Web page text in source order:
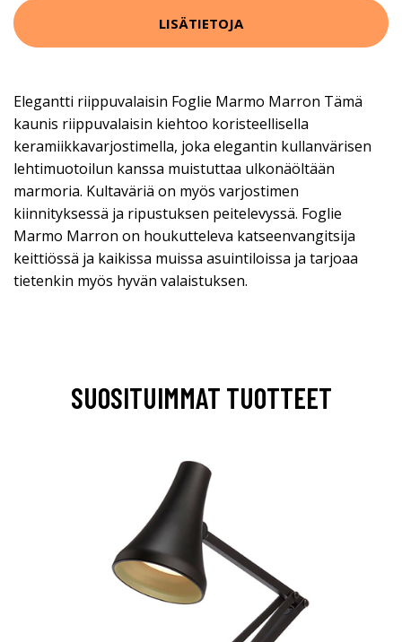
LISÄTIETOJA
Elegantti riippuvalaisin Foglie Marmo Marron Tämä
kaunis riippuvalaisin kiehtoo koristeellisella
keramiikkavarjostimella, joka elegantin kullanvärisen
lehtimuotoilun kanssa muistuttaa ulkonäöltään
marmoria. Kultaväriä on myös varjostimen
kiinnityksessä ja ripustuksen peitelevyssä. Foglie
Marmo Marron on houkutteleva katseenvangitsija
keittiössä ja kaikissa muissa asuintiloissa ja tarjoaa
tietenkin myös hyvän valaistuksen.
SUOSITUIMMAT TUOTTEET